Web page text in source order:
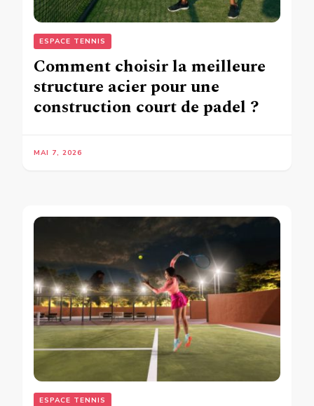
ESPACE TENNIS
Comment choisir la meilleure
structure acier pour une
construction court de padel ?
MAI 7, 2026
ESPACE TENNIS